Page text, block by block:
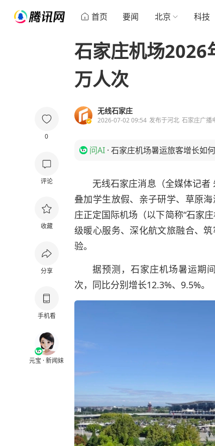
首页 要闻 北京 科技
0
评论
收藏
分享
手机看
元宝 · 新闻妹
石家庄机场2026
万人次
无线石家庄
2026-07-02 09:54 发布于河北 石家庄广播
问AI · 石家庄机场暑运旅客增长如
无线石家庄消息（全媒体记者
叠加学生放假、亲子研学、草原
庄正定国际机场（以下简称“石家
级暖心服务、深化航文旅融合、
验。
据预测，石家庄机场暑运期
次，同比分别增长12.3%、9.5%。